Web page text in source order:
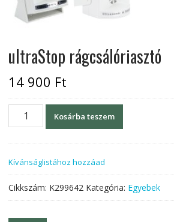
ultraStop rágcsálóriasztó
14 900 Ft
ultraStop
rágcsálóriasztó
Kosárba teszem
Kívánságlistához hozzáad
Cikkszám: K299642 Kategória: Egyebek